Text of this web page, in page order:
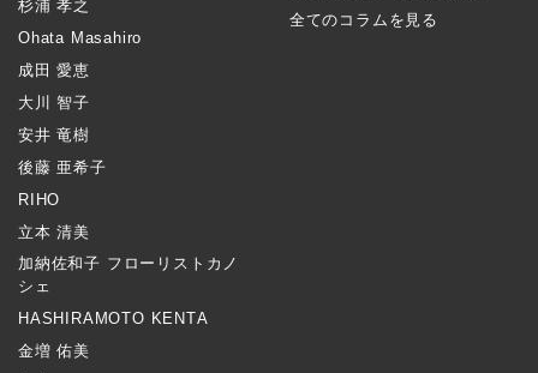
杉浦 孝之
Ohata Masahiro
成田 愛恵
大川 智子
安井 竜樹
後藤 亜希子
RIHO
立本 清美
加納佐和子 フローリストカノ
シェ
HASHIRAMOTO KENTA
金増 佑美
全てのコラムを見る